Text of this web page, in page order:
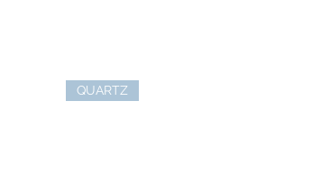
QUARTZ